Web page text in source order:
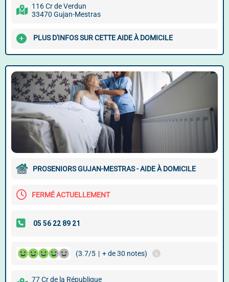
116 Cr de Verdun
33470 Gujan-Mestras
PLUS D'INFOS SUR CETTE AIDE À DOMICILE
PROSENIORS GUJAN-MESTRAS - AIDE À DOMICILE
FERMÉ ACTUELLEMENT
(3.7/5 | + de 30 notes)
77 Cr de la République